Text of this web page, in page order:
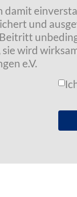
damit
und
sie wird
e.V.